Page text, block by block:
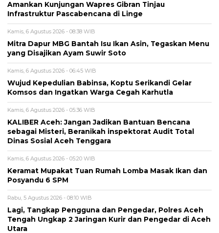
Amankan Kunjungan Wapres Gibran Tinjau
Infrastruktur Pascabencana di Linge
Kamis, 6 Agustus 2026 - 08:38 WIB
‎Mitra Dapur MBG Bantah Isu Ikan Asin, Tegaskan Menu
yang Disajikan Ayam Suwir Soto
Kamis, 6 Agustus 2026 - 06:45 WIB
‎Wujud Kepedulian Babinsa, Koptu Serikandi Gelar
Komsos dan Ingatkan Warga Cegah Karhutla ‎
Kamis, 6 Agustus 2026 - 05:36 WIB
KALIBER Aceh: Jangan Jadikan Bantuan Bencana
sebagai Misteri, Beranikah inspektorat Audit Total
Dinas Sosial Aceh Tenggara
Kamis, 6 Agustus 2026 - 05:20 WIB
Keramat Mupakat Tuan Rumah Lomba Masak Ikan dan
Posyandu 6 SPM
Rabu, 5 Agustus 2026 - 08:10 WIB
Lagi, Tangkap Pengguna dan Pengedar, Polres Aceh
Tengah Ungkap 2 Jaringan Kurir dan Pengedar di Aceh
Utara